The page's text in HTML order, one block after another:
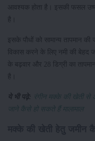
आवश्यक होता है। इसकी फसल
है।
इसके पौधों को सामान्य तापमान
विकास करने के लिए नमी की बेहद
के बढ़वार और 28 डिग्री का
है।
ये भी पढ़े: रंगीन मक्के की खेती से
जाने कैसे हो सकते हैं मालामाल